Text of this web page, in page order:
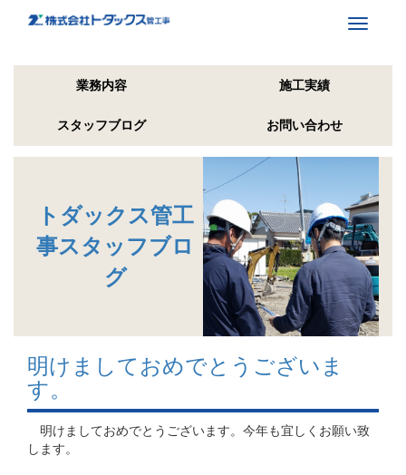
Toggle
業務内容 施工実績
スタッフブログ お問い合わせ
トダックス管工
事スタッフブロ
グ
明けましておめでとうございま
す。
明けましておめでとうございます。今年も宜しくお願い致
します。